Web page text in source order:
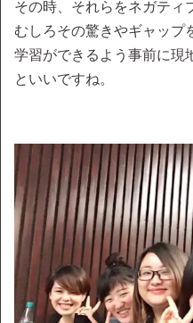
その時、それらをネガティ
むしろその驚きやギャップ
学習ができるよう事前に現
といいですね。